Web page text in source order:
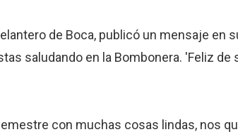
de Boca, publicó un mensaje en
saludando en la Bombonera. 'Feliz
con muchas cosas lindas, nos